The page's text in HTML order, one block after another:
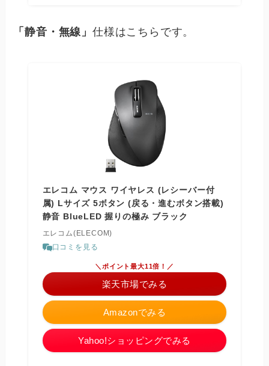
「静音・無線」仕様はこちらです。
エレコム マウス ワイヤレス (レシーバー付
属) Lサイズ 5ボタン (戻る・進むボタン搭載)
静音 BlueLED 握りの極み ブラック
エレコム(ELECOM)
口コミを見る
Amazonでみる
＼ポイント最大11倍！／
楽天市場でみる
Yahoo!ショッピングでみる